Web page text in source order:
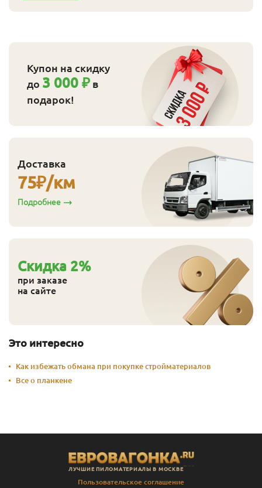
Купон на скидку
до 3 000 ₽ в
подарок!
Доставка
75₽/км
Подробнее
Cкидка 2%
при заказе
на сайте
Это интересно
Как избежать обмана при покупке стройматериалов
Все о планкене
ЛУЧШИЕ ПИЛОМАТЕРИАЛЫ В МОСКВЕ
Пользовательское соглашение